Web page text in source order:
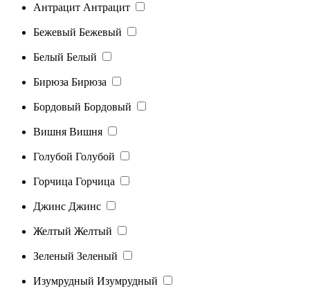
Антрацит Антрацит
Бежевый Бежевый
Белый Белый
Бирюза Бирюза
Бордовый Бордовый
Вишня Вишня
Голубой Голубой
Горчица Горчица
Джинс Джинс
Желтый Желтый
Зеленый Зеленый
Изумрудный Изумрудный